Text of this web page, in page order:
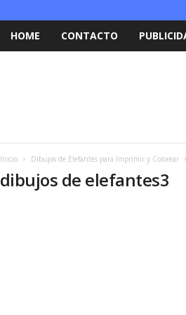
HOME CONTACTO
Inicio Dibujos de Elefantes para Imprimir y Colorear
dibujos de elefantes3